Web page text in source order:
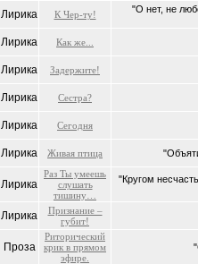
Лирика К Чер-ту!
"О нет, не
Лирика Как же...
Лирика Задержите!
Лирика Сестра?
Лирика Сегодня
Лирика Живая птица
Лирика
Раз Ты умеешь
слушать
тишину…
"Кругом
Лирика
Признание –
губит!
Проза
Риторический
крик в прямом
эфире.